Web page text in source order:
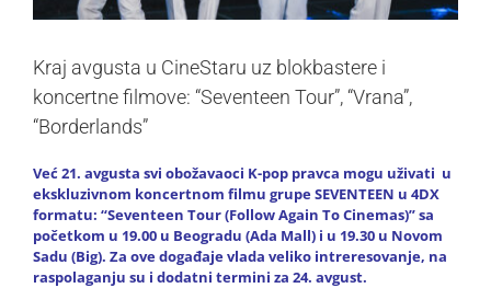
Kraj avgusta u CineStaru uz blokbastere i
koncertne filmove: “Seventeen Tour”, “Vrana”,
“Borderlands”
Već 21. avgusta svi obožavaoci K-pop pravca mogu uživati u
ekskluzivnom koncertnom filmu grupe SEVENTEEN u 4DX
formatu: “Seventeen Tour (Follow Again To Cinemas)” sa
početkom u 19.00 u Beogradu (Ada Mall) i u 19.30 u Novom
Sadu (Big). Za ove događaje vlada veliko intreresovanje, na
raspolaganju su i dodatni termini za 24. avgust.